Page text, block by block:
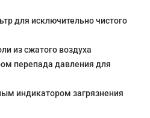
для исключительно чистого
из сжатого воздуха
перепада давления для
индикатором загрязнения